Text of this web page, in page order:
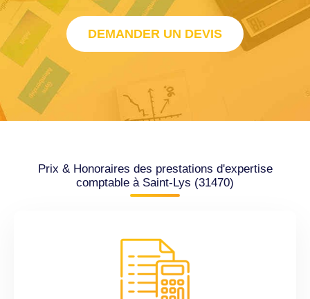
DEMANDER UN DEVIS
Prix & Honoraires des prestations d'expertise
comptable à Saint-Lys (31470)